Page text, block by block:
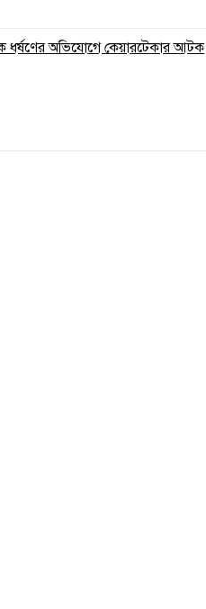
ধর্ষণের অভিযোগে কেয়ারটেকার আটক